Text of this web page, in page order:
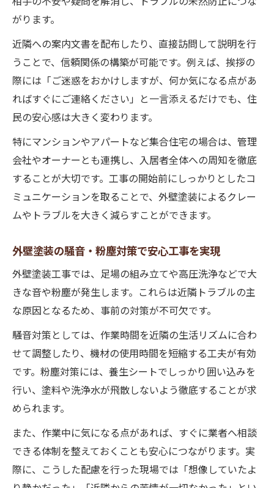
がります。
近隣への案内文書を配布したり、直接訪問して説明を行
うことで、信頼関係の構築が可能です。例えば、挨拶の
際には「ご迷惑をおかけしますが、何か気になる点があ
ればすぐにご連絡ください」と一言添えるだけでも、住
民の安心感は大きく変わります。
特にマンションやアパートなど集合住宅の場合は、管理
会社やオーナーとも連携し、入居者全体への周知を徹底
することが大切です。工事の開始前にしっかりとしたコ
ミュニケーションを取ることで、外壁塗装によるクレー
ムやトラブルを大きく減らすことができます。
外壁塗装の騒音・粉塵対策で安心工事を実現
外壁塗装工事では、足場の組み立てや高圧洗浄などで大
きな音や粉塵が発生します。これらは近隣トラブルの主
な原因となるため、事前の対策が不可欠です。
騒音対策としては、作業時間を近隣の生活リズムに合わ
せて調整したり、機材の使用時間を短縮する工夫が有効
です。粉塵対策には、養生シートでしっかり囲い込みを
行い、塗料や洗浄水が飛散しないよう徹底することが求
められます。
また、作業中に気になる点があれば、すぐに業者へ相談
できる体制を整えておくことも安心につながります。実
際に、こうした配慮を行った現場では「想像していたよ